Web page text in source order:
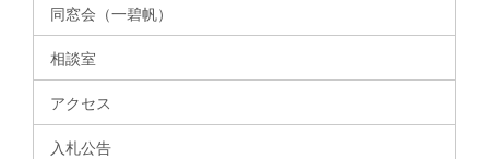
同窓会（一碧帆）
相談室
アクセス
入札公告